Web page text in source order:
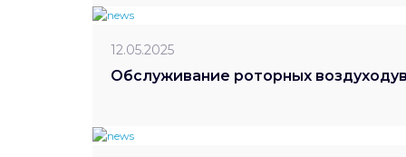
12.05.2025
Обслуживание роторных